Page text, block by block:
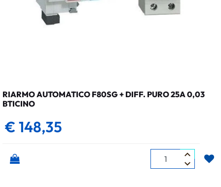
RIARMO AUTOMATICO F80SG + DIFF. PURO 25A 0,03
BTICINO
€ 148,35
Quantità